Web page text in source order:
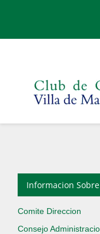
Informacion
Comite Direccion
Consejo